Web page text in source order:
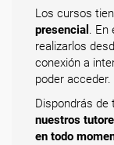
Los cursos
presencial . En
realizarlos
conexión a
poder acceder.
Dispondrás de
nuestros
en todo